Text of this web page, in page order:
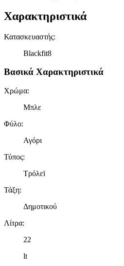
Χαρακτηριστικά
Κατασκευαστής:
Blackfit8
Βασικά Χαρακτηριστικά
Χρώμα:
Μπλε
Φύλο:
Αγόρι
Τύπος:
Τρόλεϊ
Τάξη:
Δημοτικού
Λίτρα:
22
lt